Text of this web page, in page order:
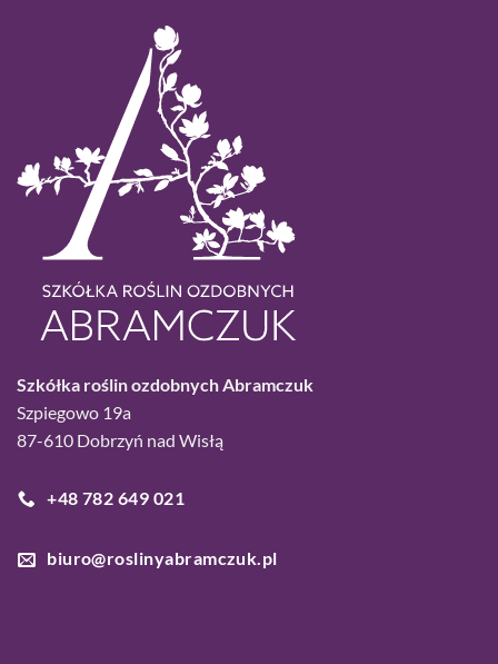
Szkółka roślin ozdobnych Abramczuk
Szpiegowo 19a
87-610 Dobrzyń nad Wisłą
+48 782 649 021
biuro@roslinyabramczuk.pl